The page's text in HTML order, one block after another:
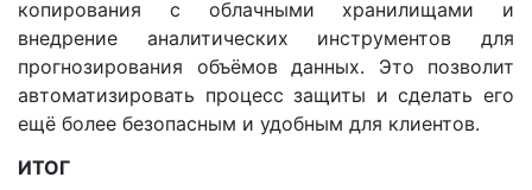
копирования с облачными хранилищами и
внедрение аналитических инструментов для
прогнозирования объёмов данных. Это позволит
автоматизировать процесс защиты и сделать его
ещё более безопасным и удобным для клиентов.
ИТОГ